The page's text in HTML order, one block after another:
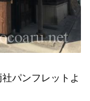
パンフレットよ